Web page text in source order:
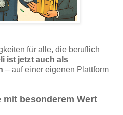
für alle, die beruflich
ist jetzt auch als
– auf einer eigenen Plattform
mit besonderem Wert